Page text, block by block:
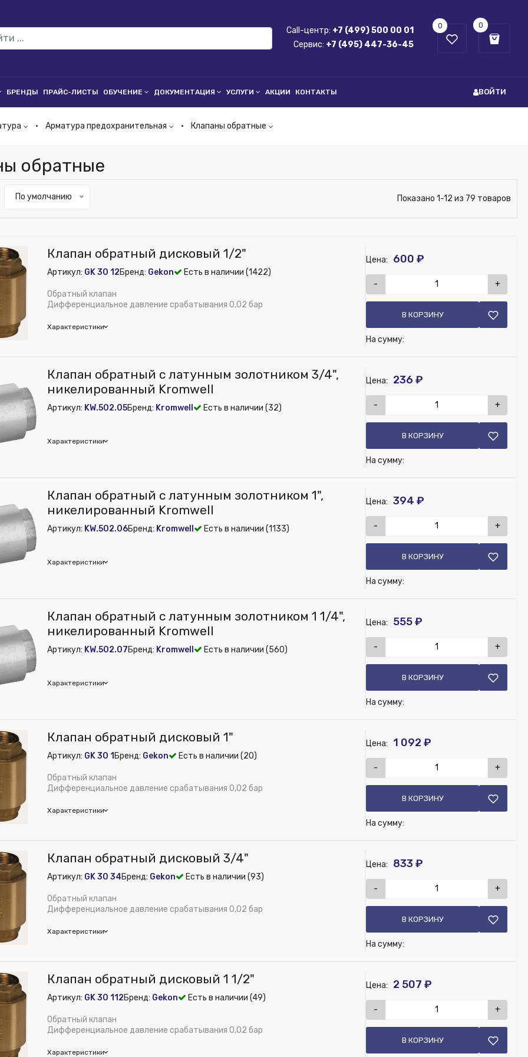
Call-центр: +7 (499) 500 00 01
Сервис: +7 (495) 447-36-45
0 0
БРЕНДЫ ПРАЙС-ЛИСТЫ ОБУЧЕНИЕ ДОКУМЕНТАЦИЯ УСЛУГИ АКЦИИ КОНТАКТЫ ВОЙТИ
Арматура предохранительная Клапаны обратные
обратные
По умолчанию Показано 1-12 из 79 товаров
Клапан обратный дисковый 1/2"
Артикул: GK 30 12Бренд: Gekon Есть в наличии (1422)
Обратный клапан
Дифференциальное давление срабатывания 0,02 бар
Характеристики
Цена: 600 ₽
- +
В КОРЗИНУ
На сумму:
30
Внутреннее
Отопление и водоснабжение
давление, бар:
1/2"
Клапан обратный дисковый 1/2"
температура, °С:110
мм:
Клапан обратный с латунным золотником 3/4",
никелированный Kromwell
Артикул: KW.502.05Бренд: Kromwell Есть в наличии (32)
Характеристики
Цена: 236 ₽
- +
В КОРЗИНУ
На сумму:
36
3/4"
из публикации на веб-витрине mag1c:Нет
50
36
Клапан обратный с латунным золотником 1",
никелированный Kromwell
Артикул: KW.502.06Бренд: Kromwell Есть в наличии (1133)
Характеристики
Цена: 394 ₽
- +
В КОРЗИНУ
На сумму:
45
1"
из публикации на веб-витрине mag1c:Нет
58
45
Клапан обратный с латунным золотником 1 1/4",
никелированный Kromwell
Артикул: KW.502.07Бренд: Kromwell Есть в наличии (560)
Характеристики
Цена: 555 ₽
- +
В КОРЗИНУ
На сумму:
56
1 1/4"
из публикации на веб-витрине mag1c:
56
Клапан обратный дисковый 1"
Артикул: GK 30 1 Бренд: Gekon Есть в наличии (20)
Обратный клапан
Дифференциальное давление срабатывания 0,02 бар
Характеристики
Цена: 1 092 ₽
- +
В КОРЗИНУ
На сумму:
50
Внутреннее
Отопление и водоснабжение
давление, бар:16
1"
из публикации на веб-витрине mag1c:
50
Клапан обратный дисковый 1"
температура, °С:
мм:
25
Клапан обратный дисковый 3/4"
Артикул: GK 30 34Бренд: Gekon Есть в наличии (93)
Обратный клапан
Дифференциальное давление срабатывания 0,02 бар
Характеристики
Цена: 833 ₽
- +
В КОРЗИНУ
На сумму:
30
Внутреннее
Отопление и водоснабжение
давление, бар:16
3/4"
Клапан обратный дисковый 1 1/2"
Артикул: GK 30 112Бренд: Gekon Есть в наличии (49)
Обратный клапан
Дифференциальное давление срабатывания 0,02 бар
Характеристики
Цена: 2 507 ₽
- +
В КОРЗИНУ